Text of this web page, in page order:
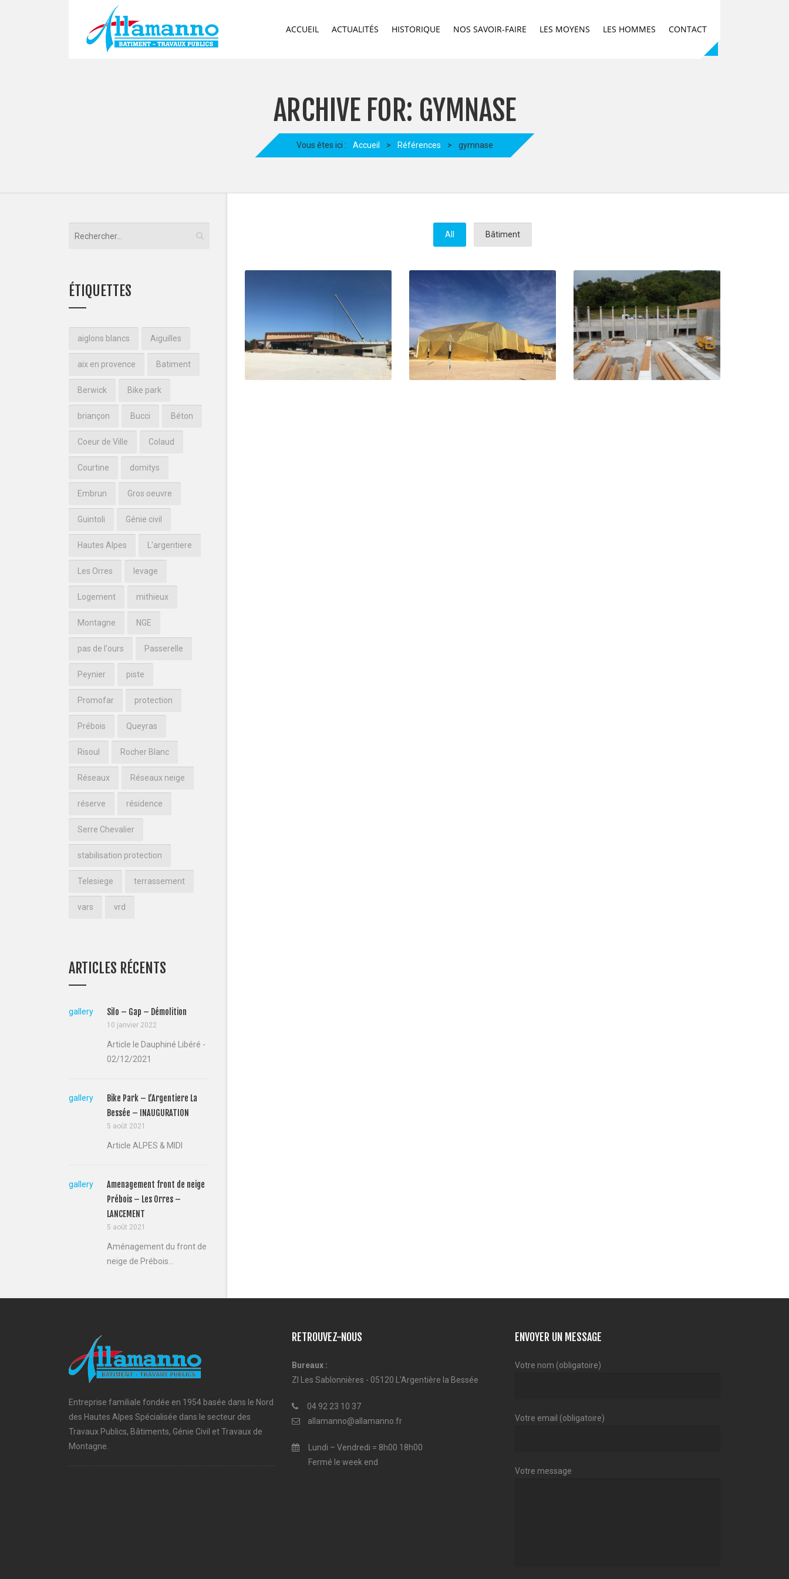
ACCUEIL ACTUALITÉS HISTORIQUE NOS SAVOIR-FAIRE LES MOYENS LES HOMMES CONTACT
ARCHIVE FOR: GYMNASE
Vous êtes ici : Accueil > Références > gymnase
All Bâtiment
ÉTIQUETTES
aiglons blancs Aiguilles
aix en provence Batiment
Berwick Bike park
briançon Bucci Béton
Coeur de Ville Colaud
Courtine domitys
Embrun Gros oeuvre
Guintoli Génie civil
Hautes Alpes L'argentiere
Les Orres levage
Logement mithieux
Montagne NGE
pas de l'ours Passerelle
Peynier piste
Promofar protection
Prébois Queyras
Risoul Rocher Blanc
Réseaux Réseaux neige
réserve résidence
Serre Chevalier
stabilisation protection
Telesiege terrassement
vars vrd
ARTICLES RÉCENTS
gallery Silo – Gap – Démolition
10 janvier 2022
Article le Dauphiné Libéré -
02/12/2021
gallery
Bike Park – L’Argentiere La
Bessée – INAUGURATION
5 août 2021
Article ALPES & MIDI
gallery
Amenagement front de neige
Prébois – Les Orres –
LANCEMENT
5 août 2021
Aménagement du front de
neige de Prébois...
Entreprise familiale fondée en 1954 basée dans le Nord
des Hautes Alpes Spécialisée dans le secteur des
Travaux Publics, Bâtiments, Génie Civil et Travaux de
Montagne.
RETROUVEZ-NOUS
Bureaux :
ZI Les Sablonnières - 05120 L'Argentière la Bessée
04 92 23 10 37
allamanno@allamanno.fr
Lundi – Vendredi = 8h00 18h00
Fermé le week end
ENVOYER UN MESSAGE
Votre nom (obligatoire)
Votre email (obligatoire)
Votre message